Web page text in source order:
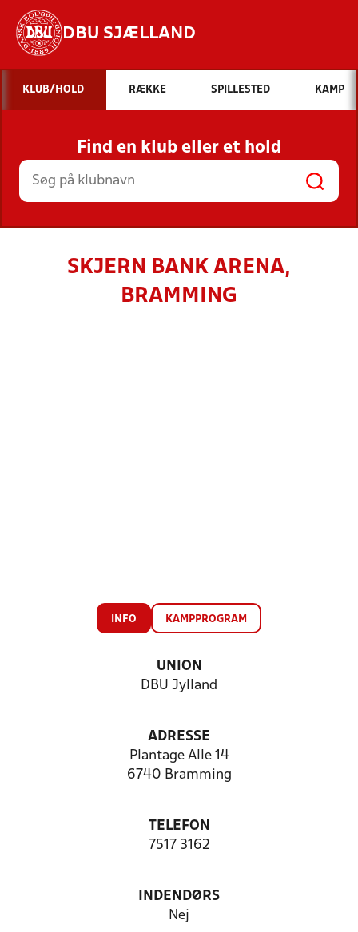
DBU SJÆLLAND
Hvad vil du søge efter?
INDHOLD OG NYHEDER
STILLINGER, RESULTATER, KLUBBER OG
HOLD
KLUB/HOLD RÆKKE SPILLESTED KAMP
Find en klub eller et hold
SKJERN BANK ARENA,
BRAMMING
INFO KAMPPROGRAM
UNION
DBU Jylland
ADRESSE
Plantage Alle 14
6740 Bramming
TELEFON
7517 3162
INDENDØRS
Nej